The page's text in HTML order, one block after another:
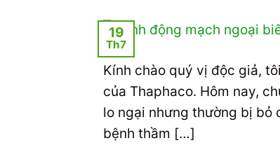
19
Th7
Kính chào quý vị độc giả,
của Thaphaco. Hôm nay,
lo ngại nhưng thường bị bỏ
bệnh thầm […]